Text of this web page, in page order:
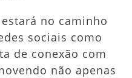
no caminho
sociais como
de conexão com
não apenas